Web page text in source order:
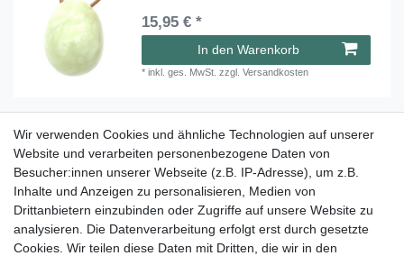
15,95 € *
In den Warenkorb
*inkl. ges. MwSt. zzgl.Versandkosten
Yoni-Ei Serpentin, 5,0cm (groß)
22,45 € *
In den Warenkorb
*inkl. ges. MwSt. zzgl.Versandkosten
Wir verwenden Cookies und ähnliche Technologien auf unserer
Website und verarbeiten personenbezogene Daten von
Besucher:innen unserer Webseite (z.B. IP-Adresse), um z.B.
Inhalte und Anzeigen zu personalisieren, Medien von
Drittanbietern einzubinden oder Zugriffe auf unsere Website zu
analysieren. Die Datenverarbeitung erfolgt erst durch gesetzte
Cookies. Wir teilen diese Daten mit Dritten, die wir in den